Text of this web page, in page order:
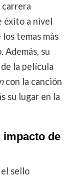
carrera
éxito a nivel
temas más
su
la película
con la canción
su lugar en la
impacto de
sello